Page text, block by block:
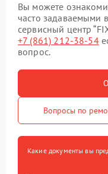
Вы можете
часто задаваемыми
сервисный центр
+7 (861) 212-38-54
вопрос.
Вопросы по
Какие документы вы